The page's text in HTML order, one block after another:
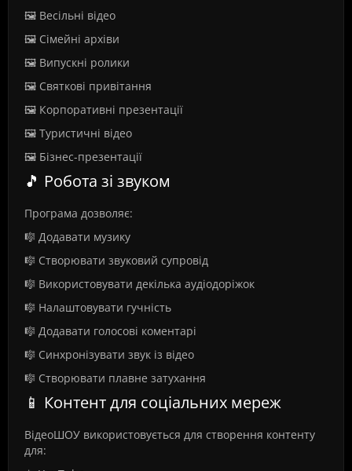
🖼️ Весільні відео
🖼️ Сімейні архіви
🖼️ Випускні ролики
🖼️ Святкові привітання
🖼️ Корпоративні презентації
🖼️ Туристичні відео
🖼️ Бізнес-презентації
🎵 Робота зі звуком
Програма дозволяє:
🎼 Додавати музику
🎼 Створювати звуковий супровід
🎼 Використовувати декілька аудіодоріжок
🎼 Налаштовувати гучність
🎼 Додавати голосові коментарі
🎼 Синхронізувати звук із відео
🎼 Створювати плавне затухання
📱 Контент для соціальних мереж
ВідеоШОУ використовується для створення контенту
для: